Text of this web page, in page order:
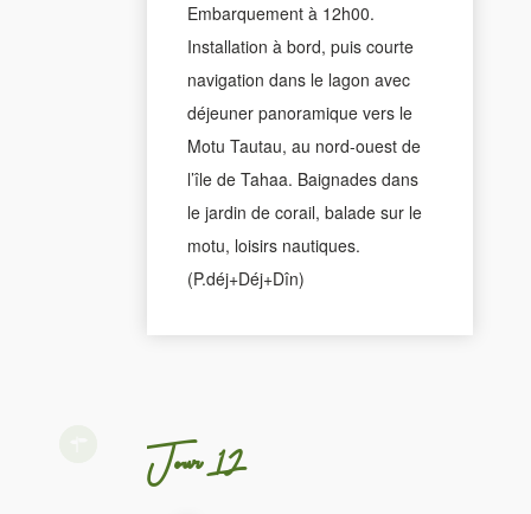
Embarquement à 12h00.
Installation à bord, puis courte
navigation dans le lagon avec
déjeuner panoramique vers le
Motu Tautau, au nord-ouest de
l’île de Tahaa. Baignades dans
le jardin de corail, balade sur le
motu, loisirs nautiques.
(P.déj+Déj+Dîn)
Jour 12